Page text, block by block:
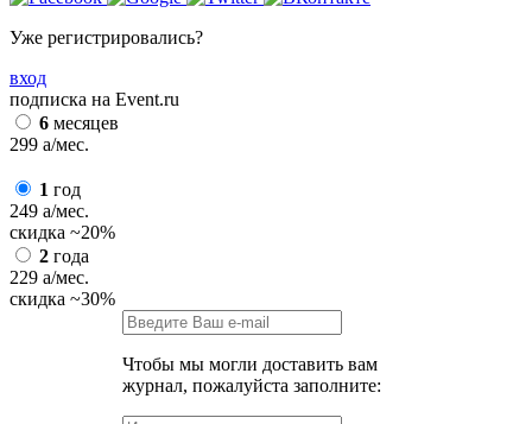
Уже регистрировались?
вход
подписка на Event.ru
6 месяцев
299 a/мес.
1 год
249 a/мес.
скидка ~20%
2 года
229 a/мес.
скидка ~30%
Чтобы мы могли доставить вам
журнал, пожалуйста заполните: